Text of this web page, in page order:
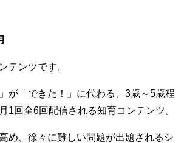
テンツです。
が「できた！」に代わる、3歳～5歳程
1回全6回配信される知育コンテンツ。
め、徐々に難しい問題が出題されるシ